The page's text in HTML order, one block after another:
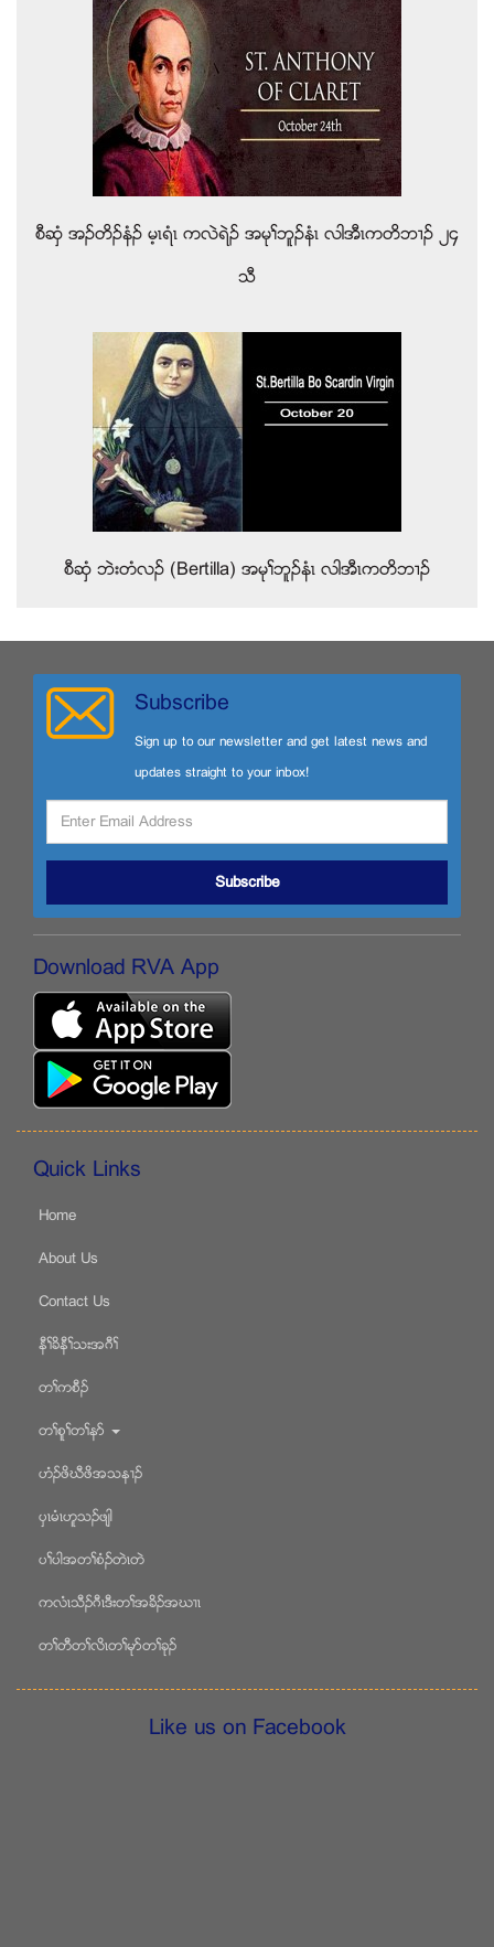
စီဆွံ အဥတိဥနံဥ မ့ၚရံၚ ကလဲရဲဥ အမုႈဘူဥနံၚ လါအီၚကတိဘ႕ဥ ၂၄
သီ
စီဆွံ ဘဲးတံလဥ (Bertilla) အမုႈဘူဥနံၚ လါအီၚကတိဘ႕ဥ
Subscribe
Sign up to our newsletter and get latest news and
updates straight to your inbox!
Subscribe
Download RVA App
Quick Links
Home
About Us
Contact Us
နီႈခိနီႈသးအဂီႈ
တႈကစီဥ
တႈစူႈတႈနဏ
ဟံဥဖိဃီဖိအသန႕ဥ
ပွၚမံၚဟူသဥဖ်ါ
ပႈပါအတႈစံဥတဲၚတဲ
ကလံၚသီဥဂီၚဒီးတႈအခိဥအဃ႕ၚ
တႈတီတႈလိၚတႈမုဏတႈခုဥ
Like us on Facebook